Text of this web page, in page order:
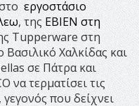
εργοστάσιο
, της ΕΒΙΕΝ στη
Tupperware στη
Χαλκίδας και
σε Πάτρα και
να τερματίσει τις
που δείχνει